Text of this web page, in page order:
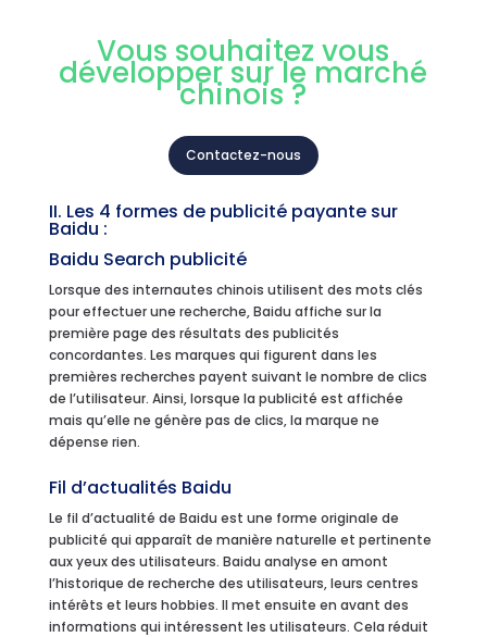
Vous souhaitez vous
développer sur le marché
chinois ?
Contactez-nous
II. Les 4 formes de publicité payante sur
Baidu :
Baidu Search publicité
Lorsque des internautes chinois utilisent des mots clés
pour effectuer une recherche, Baidu affiche sur la
première page des résultats des publicités
concordantes. Les marques qui figurent dans les
premières recherches payent suivant le nombre de clics
de l’utilisateur. Ainsi, lorsque la publicité est affichée
mais qu’elle ne génère pas de clics, la marque ne
dépense rien.
Fil d’actualités Baidu
Le fil d’actualité de Baidu est une forme originale de
publicité qui apparaît de manière naturelle et pertinente
aux yeux des utilisateurs. Baidu analyse en amont
l’historique de recherche des utilisateurs, leurs centres
intérêts et leurs hobbies. Il met ensuite en avant des
informations qui intéressent les utilisateurs. Cela réduit